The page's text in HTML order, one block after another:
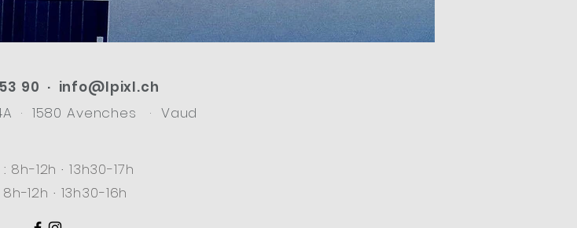
90 · info@lpixl.ch
· 1580 Avenches · Vaud
8h-12h · 13h30-17h
8h-12h · 13h30-16h